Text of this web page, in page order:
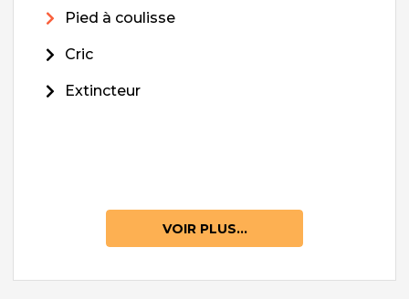
Pied à coulisse
Cric
Extincteur
VOIR PLUS...